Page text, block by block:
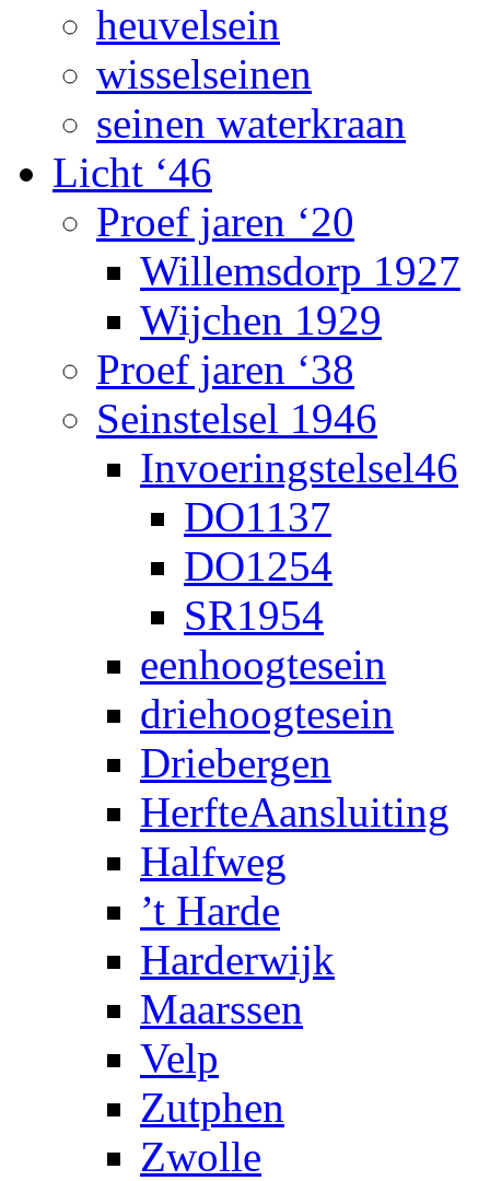
heuvelsein
wisselseinen
seinen waterkraan
Licht ‘46
Proef jaren ‘20
Willemsdorp 1927
Wijchen 1929
Proef jaren ‘38
Seinstelsel 1946
Invoeringstelsel46
DO1137
DO1254
SR1954
eenhoogtesein
driehoogtesein
Driebergen
HerfteAansluiting
Halfweg
’t Harde
Harderwijk
Maarssen
Velp
Zutphen
Zwolle